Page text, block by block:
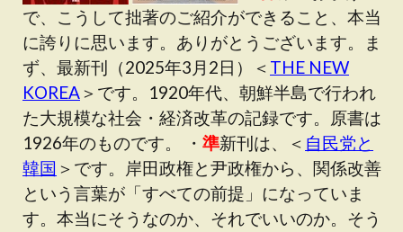
で、こうして拙著のご紹介ができること、本当
に誇りに思います。ありがとうございます。ま
ず、最新刊（2025年3月2日）＜ THE NEW
KOREA＞です。1920年代、朝鮮半島で行われ
た大規模な社会・経済改革の記録です。原書は
1926年のものです。 ・ 準新刊は、＜ 自民党と
韓国 ＞です。岸田政権と尹政権から、関係改善
という言葉が「すべての前提」になっていま
す。本当にそうなのか、それでいいのか。そう